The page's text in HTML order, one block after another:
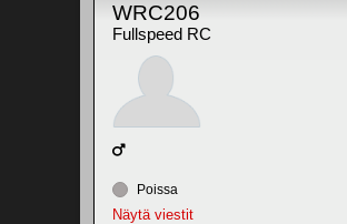
WRC206
Fullspeed RC
Poissa
Näytä viestit